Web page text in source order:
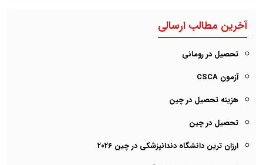
آخرین مطالب ارسالی
تحصیل در رومانی
آزمون CSCA
هزینه تحصیل در چین
تحصیل در چین
ارزان ترین دانشگاه دندانپزشکی در چین ۲۰۲6